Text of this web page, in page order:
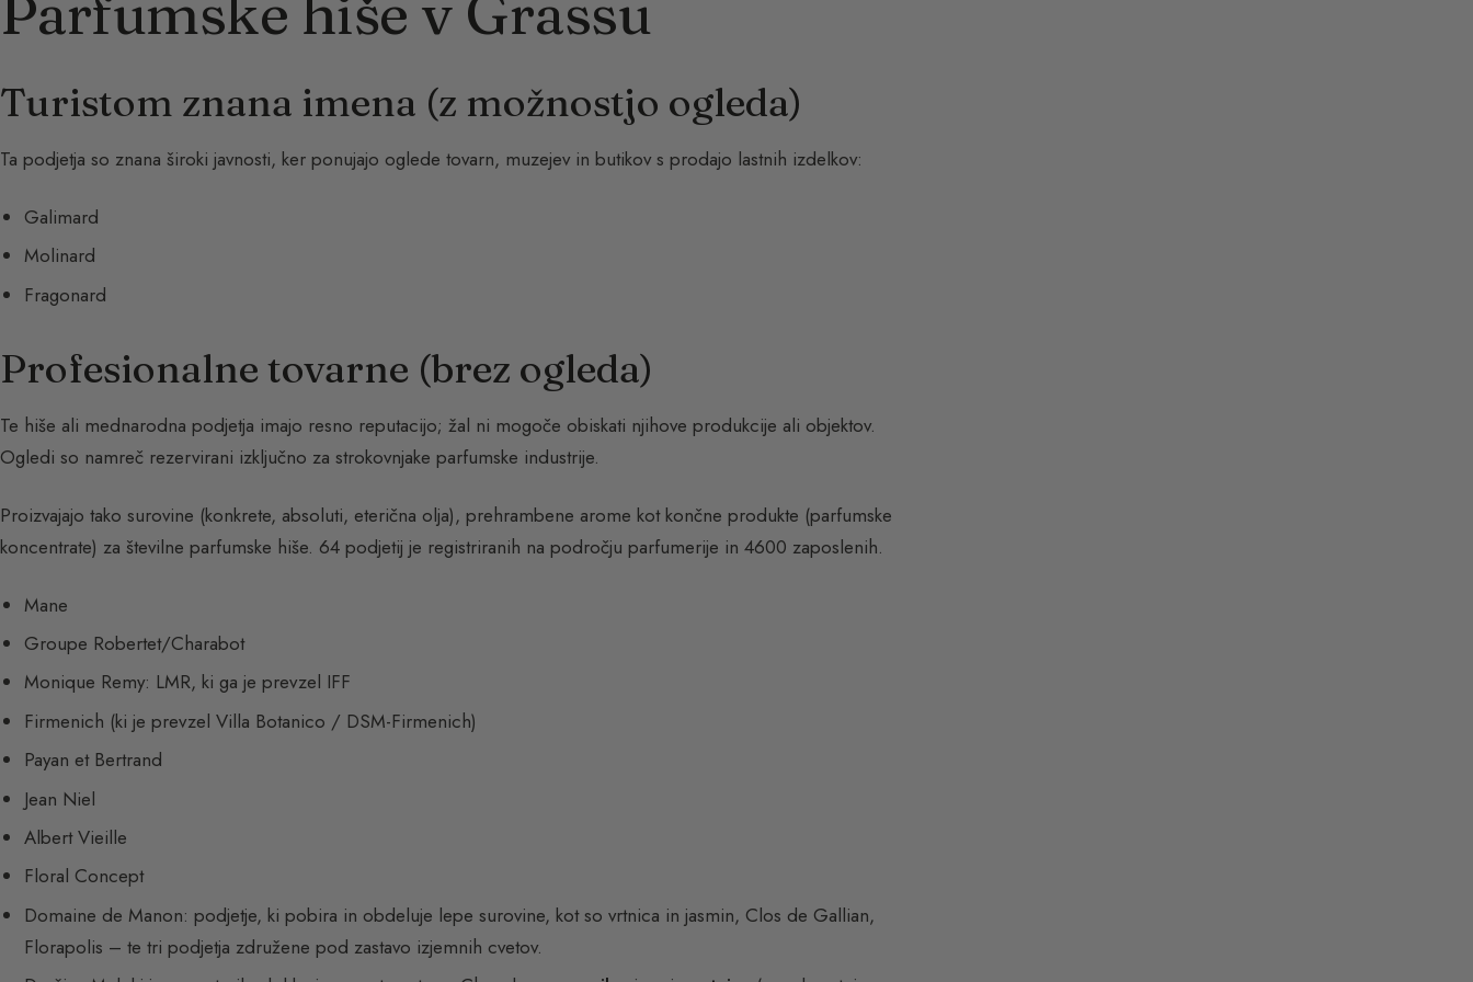
Turistom znana imena (z možnostjo ogleda)
Ta podjetja so znana široki javnosti, ker ponujajo oglede tovarn, muzejev in butikov s prodajo lastnih izdelkov:
Galimard
Molinard
Fragonard
Profesionalne tovarne (brez ogleda)
Te hiše ali mednarodna podjetja imajo resno reputacijo; žal ni mogoče obiskati njihove produkcije ali objektov.
Ogledi so namreč rezervirani izključno za strokovnjake parfumske industrije.
Proizvajajo tako surovine (konkrete, absoluti, eterična olja), prehrambene arome kot končne produkte (parfumske
koncentrate) za številne parfumske hiše. 64 podjetij je registriranih na področju parfumerije in 4600 zaposlenih.
Mane
Groupe Robertet/Charabot
Monique Remy: LMR, ki ga je prevzel IFF
Firmenich (ki je prevzel Villa Botanico / DSM-Firmenich)
Payan et Bertrand
Jean Niel
Albert Vieille
Floral Concept
Domaine de Manon: podjetje, ki pobira in obdeluje lepe surovine, kot so vrtnica in jasmin, Clos de Gallian,
Florapolis – te tri podjetja združene pod zastavo izjemnih cvetov.